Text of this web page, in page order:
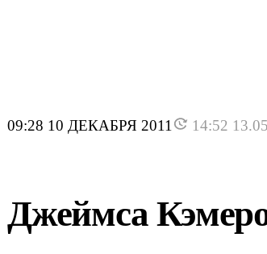
09:28 10 ДЕКАБРЯ 2011 14:52
Джеймса